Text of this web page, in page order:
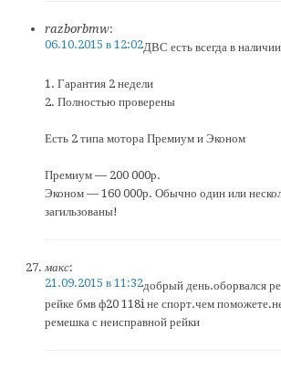
razborbmw:
06.10.2015 в 12:02ДВС есть всегда в
1. Гарантия 2 недели
2. Полностью проверены
Есть 2 типа мотора Премиум и Эконом
Премиум — 200 000р.
Эконом — 160 000р. Обычно один или
загильзованы!
макс:
21.09.2015 в 11:32добрый день.оборвался
рейке бмв ф20 118i не спорт.чем
ремешка с неисправной рейки